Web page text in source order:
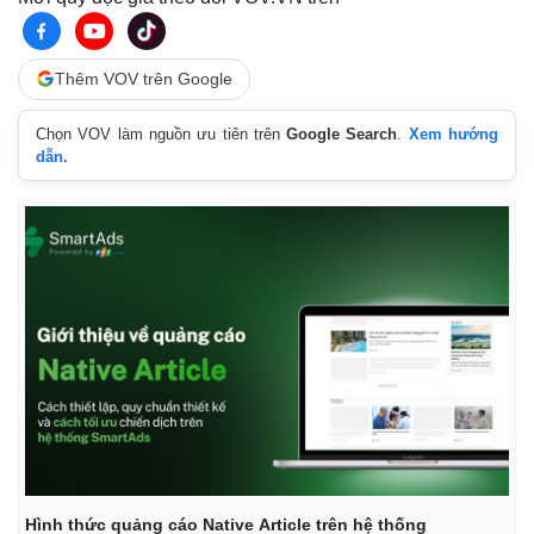
Thêm VOV trên Google
Chọn VOV làm nguồn ưu tiên trênGoogle Search
Xem hướng
dẫn.
Hình thức quảng cáo Native Article trên hệ thống